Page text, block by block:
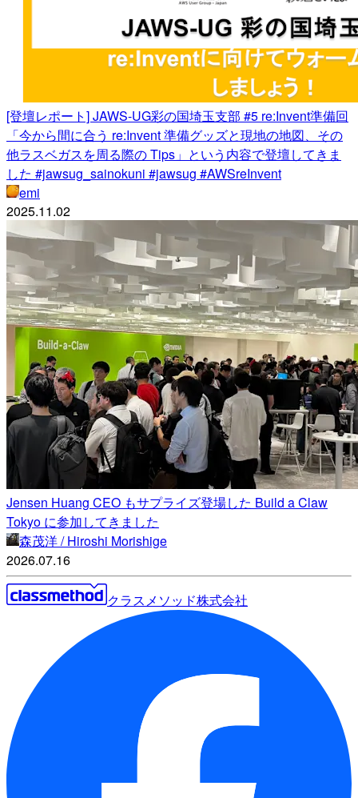
[登壇レポート] JAWS-UG彩の国埼玉支部 #5 re:Invent準備回
「今から間に合う re:Invent 準備グッズと現地の地図、その
他ラスベガスを周る際の Tips」という内容で登壇してきま
した #jawsug_sainokuni #jawsug #AWSreInvent
emi
2025.11.02
Jensen Huang CEO もサプライズ登場した Build a Claw
Tokyo に参加してきました
森茂洋 / Hiroshi Morishige
2026.07.16
クラスメソッド株式会社